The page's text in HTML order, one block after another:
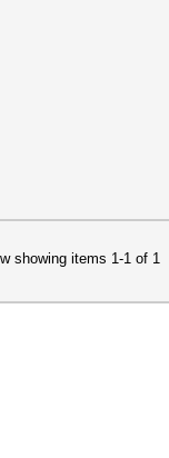
showing items 1-1 of 1